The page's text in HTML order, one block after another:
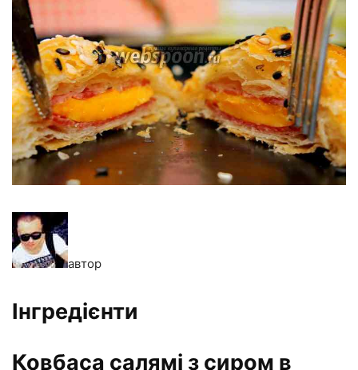
автор
Інгредієнти
Ковбаса салямі з сиром в